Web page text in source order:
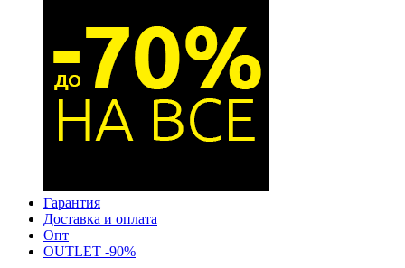
Гарантия
Доставка и оплата
Опт
OUTLET -90%